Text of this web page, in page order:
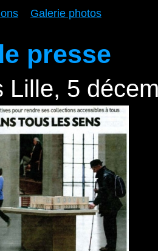
Galerie photos
presse
Lille, 5